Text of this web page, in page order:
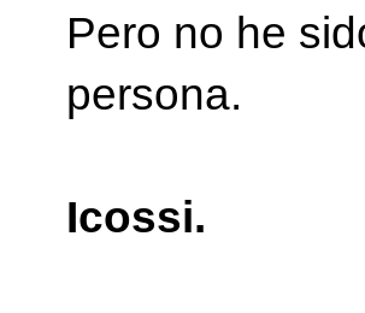
Pero no he
persona.
Icossi.